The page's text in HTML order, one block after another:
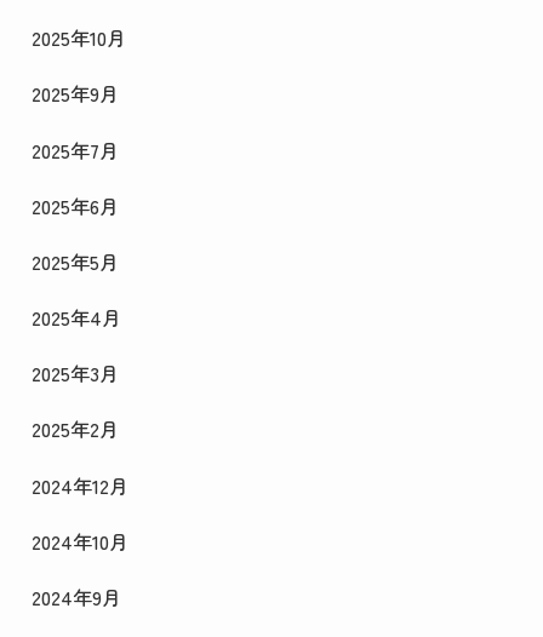
2025年10月
2025年9月
2025年7月
2025年6月
2025年5月
2025年4月
2025年3月
2025年2月
2024年12月
2024年10月
2024年9月